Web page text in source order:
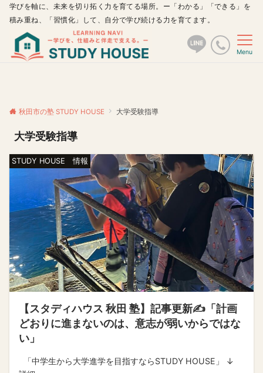
学びを軸に、未来を切り拓く力を育てる場所。ー「わかる」「できる」を
積み重ね、「習慣化」して、自分で学び続ける力を育てます。
Menu
秋田市の塾 STUDY HOUSE 大学受験指導
大学受験指導
STUDY HOUSE 情報
【スタディハウス 秋田 塾】記事更新✍️「計画
どおりに進まないのは、意志が弱いからではな
い」
「中学生から大学進学を目指すならSTUDY HOUSE」 ↓